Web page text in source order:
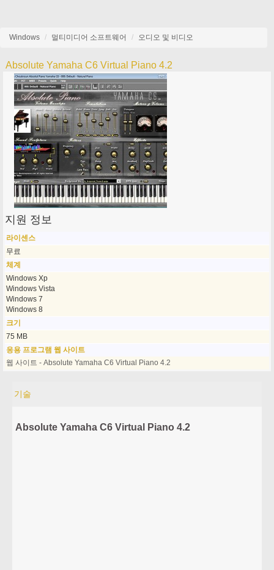
Windows 멀티미디어 소프트웨어 오디오 및 비디오
Absolute Yamaha C6 Virtual Piano 4.2
지원 정보
라이센스
무료
체계
Windows Xp
Windows Vista
Windows 7
Windows 8
크기
75 MB
응용 프로그램 웹 사이트
웹 사이트 - Absolute Yamaha C6 Virtual Piano 4.2
기술
Absolute Yamaha C6 Virtual Piano 4.2